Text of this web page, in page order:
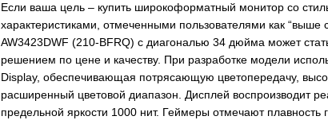
Если ваша цель – купить широкоформатный монитор со
характеристиками, отмеченными пользователями как “выше
AW3423DWF (210-BFRQ) с диагональю 34 дюйма может
решением по цене и качеству. При разработке модели
Display, обеспечивающая потрясающую цветопередачу,
расширенный цветовой диапазон. Дисплей воспроизводит
предельной яркости 1000 нит. Геймеры отмечают плавность